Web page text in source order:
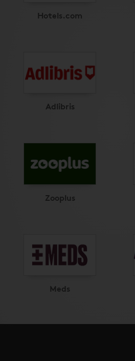
Hotels.com
Adlibris
Zooplus
Meds